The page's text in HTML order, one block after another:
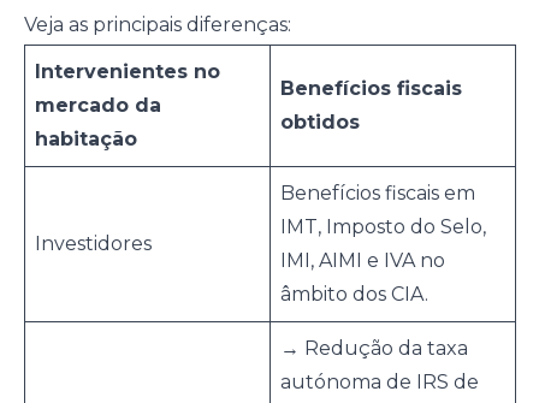
Veja as principais diferenças:
Intervenientes no
mercado da
habitação
Benefícios fiscais
obtidos
Investidores
Benefícios fiscais em
IMT, Imposto do Selo,
IMI, AIMI e IVA no
âmbito dos CIA.
→ Redução da taxa
autónoma de IRS de